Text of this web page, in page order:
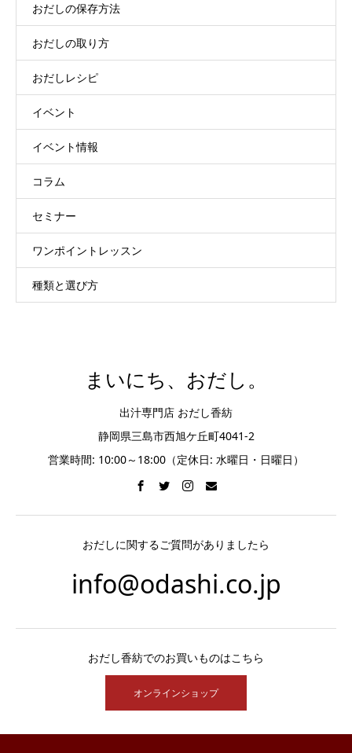
おだしの保存方法
おだしの取り方
おだしレシピ
イベント
イベント情報
コラム
セミナー
ワンポイントレッスン
種類と選び方
まいにち、おだし。
出汁専門店 おだし香紡
静岡県三島市西旭ケ丘町4041-2
営業時間: 10:00～18:00（定休日: 水曜日・日曜日）
おだしに関するご質問がありましたら
info@odashi.co.jp
おだし香紡でのお買いものはこちら
オンラインショップ